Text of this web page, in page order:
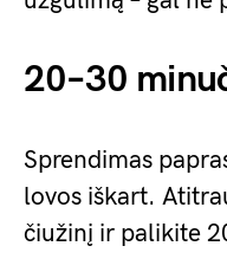
20–30
Sprendimas
lovos iškart.
čiužinį ir palikite